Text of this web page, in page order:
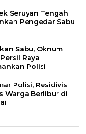
Seruyan Tengah
Pengedar Sabu
Sabu, Oknum
Raya
Polisi
Polisi, Residivis
Warga Berlibur di